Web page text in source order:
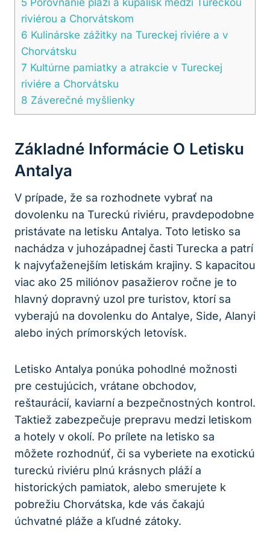
riviérou a Chorvátskom
6 Kulinárske zážitky na Tureckej riviére a v
Chorvátsku
7 Kultúrne pamiatky a atrakcie v Tureckej
riviére a Chorvátsku
8 Záverečné myšlienky
Základné Informácie O Letisku
Antalya
V prípade, že sa rozhodnete vybrať na
dovolenku na Tureckú riviéru, pravdepodobne
pristávate na letisku Antalya. Toto letisko sa
nachádza v juhozápadnej časti Turecka a patrí
k najvyťaženejším letiskám krajiny. S kapacitou
viac ako 25 miliónov pasažierov ročne je to
hlavný dopravný uzol pre turistov, ktorí sa
vyberajú na dovolenku do Antalye, Side, Alanyi
alebo iných prímorských letovísk.
Letisko Antalya ponúka pohodlné možnosti
pre cestujúcich, vrátane obchodov,
reštaurácií, kaviarní a bezpečnostných kontrol.
Taktiež zabezpečuje prepravu medzi letiskom
a hotely v okolí. Po prílete na letisko sa
môžete rozhodnúť, či sa vyberiete na exotickú
tureckú riviéru plnú krásnych pláží a
historických pamiatok, alebo smerujete k
pobrežiu Chorvátska, kde vás čakajú
úchvatné pláže a kľudné zátoky.